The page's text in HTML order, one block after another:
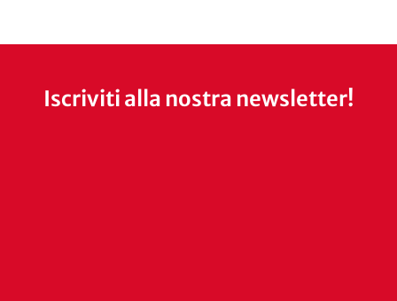
Iscriviti alla nostra newsletter!